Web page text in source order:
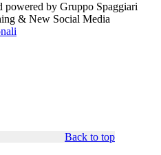
powered by Gruppo Spaggiari
& New Social Media
Back to top